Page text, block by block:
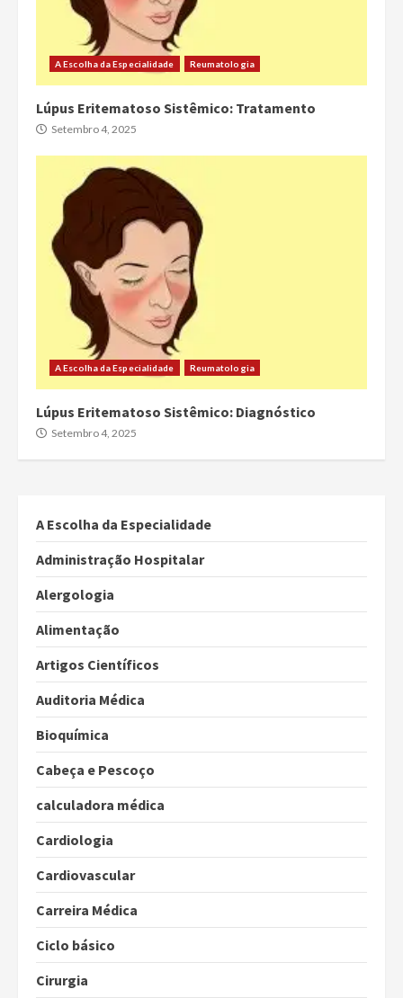
A Escolha da Especialidade Reumatologia
Lúpus Eritematoso Sistêmico: Tratamento
Setembro 4, 2025
A Escolha da Especialidade Reumatologia
Lúpus Eritematoso Sistêmico: Diagnóstico
Setembro 4, 2025
A Escolha da Especialidade
Administração Hospitalar
Alergologia
Alimentação
Artigos Científicos
Auditoria Médica
Bioquímica
Cabeça e Pescoço
calculadora médica
Cardiologia
Cardiovascular
Carreira Médica
Ciclo básico
Cirurgia